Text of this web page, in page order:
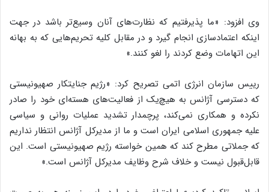
وی افزود: «ما پذیرفتیم که نظارت‌های آنان وسیع‌تر باشد در جهت
اینکه اعتمادسازی انجام گیرد و در مقابل کلیه تحریم‌هایی که به بهانه
این اتهامات وضع کردند را لغو کنند.»
رییس سازمان انرژی اتمی تصریح کرد: «رژیم جنایتکار صهیونیستی
که دسترسی آژانس به هیچ‌یک از فعالیت‌های هسته‌ای خود را صادر
نکرده و همکاری نمی‌کند، پرچمدار تشدید عملیات روانی و سیاسی
علیه جمهوری اسلامی ایران است و ما از مدیرکل آژانس انتظار نداریم
که جملاتی مطرح کند که همین خواسته رژیم صهیونیستی است. این
قابل‌قبول نیست و خلاف شرح وظایف مدیرکل آژانس است.»